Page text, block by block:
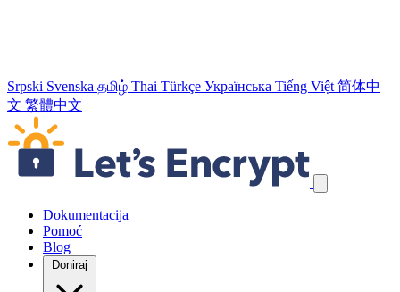
Srpski Svenska தமிழ் Thai Türkçe Українська Tiếng Việt 简体中
文 繁體中文
Skip navigation links
Dokumentacija
Pomoć
Blog
Doniraj